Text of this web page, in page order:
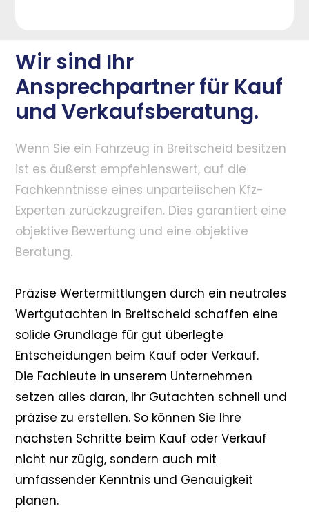
Wir sind Ihr
Ansprechpartner für Kauf
und Verkaufsberatung.
Wenn Sie ein Fahrzeug in Breitscheid besitzen
ist es äußerst empfehlenswert, auf die
Fachkenntnisse eines unparteiischen Kfz-
Experten zurückzugreifen. Dies garantiert eine
objektive Bewertung und eine objektive
Beratung.
Präzise Wertermittlungen durch ein neutrales
Wertgutachten in Breitscheid schaffen eine
solide Grundlage für gut überlegte
Entscheidungen beim Kauf oder Verkauf.
Die Fachleute in unserem Unternehmen
setzen alles daran, Ihr Gutachten schnell und
präzise zu erstellen. So können Sie Ihre
nächsten Schritte beim Kauf oder Verkauf
nicht nur zügig, sondern auch mit
umfassender Kenntnis und Genauigkeit
planen.